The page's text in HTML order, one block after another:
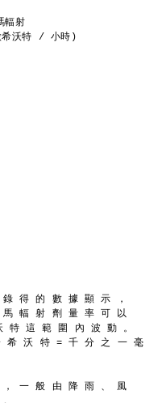
射
沃特 / 小時)
得 的 數 據 顯 示 ，
輻 射 劑 量 率 可 以
這 範 圍 內 波 動 。
沃 特 = 千 分 之 一 毫
一 般 由 降 雨 、 風